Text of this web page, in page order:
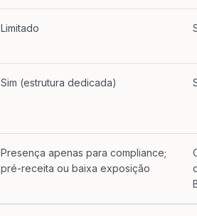
Limitado
Sim (estrutura dedicada)
Presença apenas para compliance;
pré-receita ou baixa exposição